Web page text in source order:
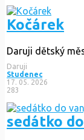
Kočárek
Daruji dětský
Daruji
Studenec
17. 05. 2026
283
sedátko